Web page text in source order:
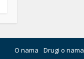
O nama Drugi o nama